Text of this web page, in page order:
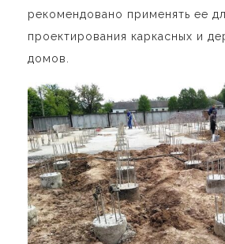
рекомендовано применять ее
проектирования каркасных и
домов.